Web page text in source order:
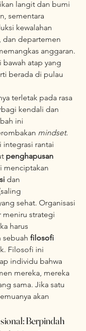
langit dan bumi
sementara
kewalahan
dan departemen
anggaran.
atap yang
berada di pulau
terletak pada rasa
kendali dan
ini
mindset.
integrasi rantai
penghapusan
menciptakan
dan
sehat. Organisasi
meniru strategi
harus
sebuah filosofi
Filosofi ini
individu bahwa
mereka, mereka
sama. Jika satu
akan
Berpindah